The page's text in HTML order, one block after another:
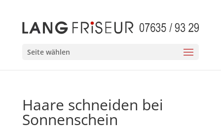
Seite wählen
Haare schneiden bei
Sonnenschein